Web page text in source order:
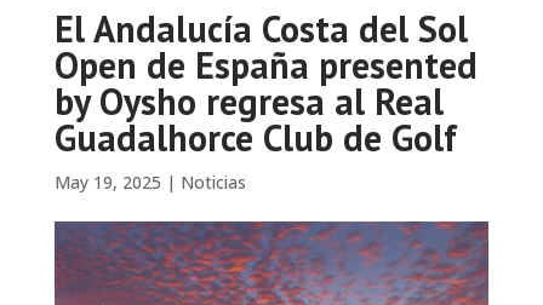
El Andalucía Costa del Sol
Open de España presented
by Oysho regresa al Real
Guadalhorce Club de Golf
May 19, 2025 | Noticias